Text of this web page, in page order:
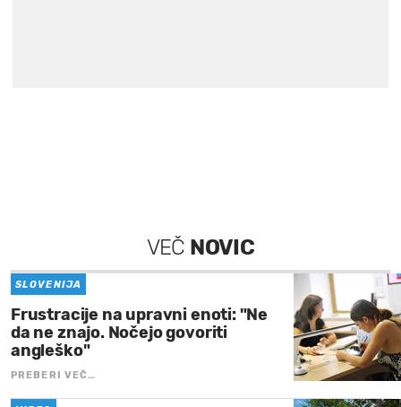
VEČ NOVIC
SLOVENIJA
Frustracije na upravni enoti: "Ne
da ne znajo. Nočejo govoriti
angleško"
PREBERI VEČ…